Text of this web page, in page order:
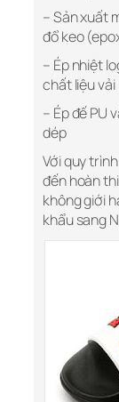
– Sản xuất
đổ keo
– Ép nhiệt
chất liệu vải
– Ép đế PU
dép
Với quy
đến hoàn
không giới
khẩu sang